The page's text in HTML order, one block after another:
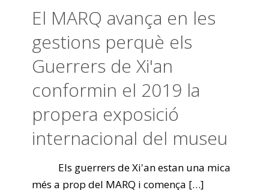
El MARQ avança en les
gestions perquè els
Guerrers de Xi'an
conformin el 2019 la
propera exposició
internacional del museu
Els guerrers de Xi'an estan una mica
més a prop del MARQ i comença […]